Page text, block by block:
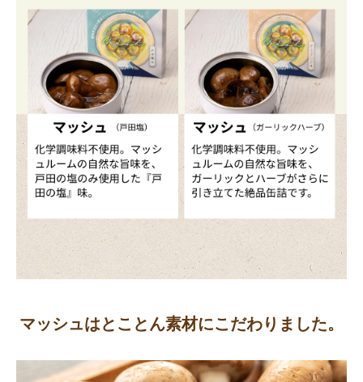
マッシュはとことん素材にこだわりました。